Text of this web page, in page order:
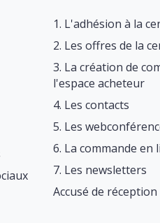
1. L'adhésion à la
2. Les offres de la
3. La création de
l'espace acheteur
4. Les contacts
5. Les
6. La commande en
7. Les newsletters
Accusé de réception